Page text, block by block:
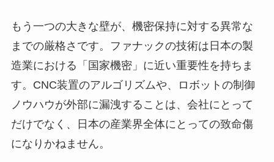
もう一つの大きな壁が、機密保持に対する異常な
までの厳格さです。ファナックの技術は日本の製
造業における「国家機密」に近い重要性を持ちま
す。CNC装置のアルゴリズムや、ロボットの制御
ノウハウが外部に漏洩することは、会社にとって
だけでなく、日本の産業界全体にとっての致命傷
になりかねません。